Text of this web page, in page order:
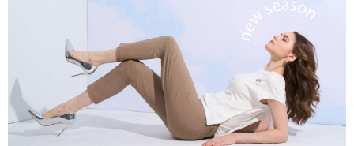
2.透過簡訊連結打開帳單後，可選擇「超商條碼／台灣大直營門市／銀行轉
【注意事項】
1.本服務係由「台灣大哥大股份有限公司」（以下簡稱本公司）所提供，讓
用戶於交易時，得透過本服務購買商品或服務，並由商店將買賣／分期付款
買賣價金債權讓與本公司後，依約使用本公司帳單繳交帳款。
2.基於同意付款使用「大哥付你分期」之契約關係目的，商店將以您的個人
資料（包含姓名、電話或地址）提供予台灣大哥大進項蒐集、處理及利用，
由本公司與您本人進行分期帳單所需資料之確認、核對及更正。
１．於結帳方式選擇「AFTEE先享後付」後，將跳轉至「AFTEE先享後付」
結帳頁面，進行簡訊認證並確認金額後，即可完成結帳。
２．訂單成立數日內，您將收到繳費通知簡訊。
３．收到繳費通知簡訊後14天內，點擊此簡訊中的連結，可透過四大超商／
ATM／網路銀行／等多元方式進行付款，方視為交易完成。
※ 請注意：結帳手續完成當下不需立刻繳費，但若您需要取消訂單，請聯絡
購買商品的店家。未經商家同意取消之訂單仍視為有效，需透過AFTEE先享
後付繳納相關費用。
※ 交易是否成功請以「AFTEE先享後付 」之結帳頁面顯示為準，若有關於
是否繳費成功／繳費後需取消欲退款等相關疑問，請聯繫「AFTEE先享後付
每筆NT$120，滿NT$2,000(含以上)免運費
每筆NT$120，滿NT$2,000(含以上)免運費